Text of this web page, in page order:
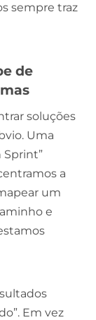
sempre traz
de
soluções
Uma
Sprint”
a
um
e
Em vez